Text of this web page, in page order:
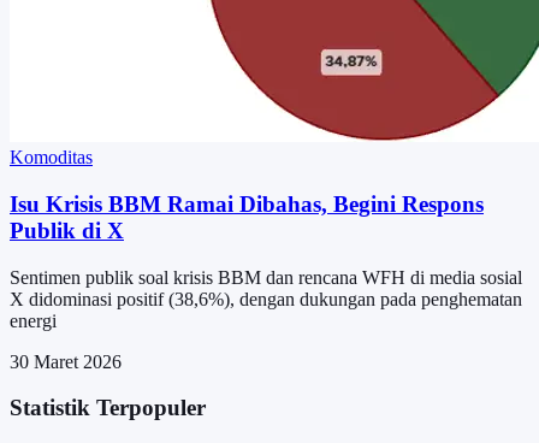
Komoditas
Isu Krisis BBM Ramai Dibahas, Begini Respons
Publik di X
Sentimen publik soal krisis BBM dan rencana WFH di media sosial
X didominasi positif (38,6%), dengan dukungan pada penghematan
energi
30 Maret 2026
Statistik Terpopuler